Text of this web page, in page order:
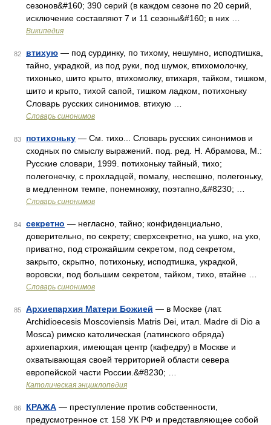
сезонов&#160; 390 серий (в каждом сезоне по 20 серий,
исключение составляют 7 и 11 сезоны&#160; в них …
Википедия
82 втихую — под сурдинку, по тихому, нешумно, исподтишка,
тайно, украдкой, из под руки, под шумок, втихомолочку,
тихонько, шито крыто, втихомолку, втихаря, тайком, тишком,
шито и крыто, тихой сапой, тишком ладком, потихоньку
Словарь русских синонимов. втихую …
Словарь синонимов
83 потихоньку — См. тихо... Словарь русских синонимов и
сходных по смыслу выражений. под. ред. Н. Абрамова, М.:
Русские словари, 1999. потихоньку тайный, тихо;
полегонечку, с прохладцей, помалу, неспешно, полегоньку,
в медленном темпе, понемножку, поэтапно,&#8230; …
Словарь синонимов
84 секретно — негласно, тайно; конфиденциально,
доверительно, по секрету; сверхсекретно, на ушко, на ухо,
приватно, под строжайшим секретом, под секретом,
закрыто, скрытно, потихоньку, исподтишка, украдкой,
воровски, под большим секретом, тайком, тихо, втайне …
Словарь синонимов
85 Архиепархия Матери Божией — в Москве (лат.
Archidioecesis Moscoviensis Matris Dei, итал. Madre di Dio a
Mosca) римско католическая (латинского обряда)
архиепархия, имеющая центр (кафедру) в Москве и
охватывающая своей территорией области севера
европейской части России.&#8230; …
Католическая энциклопедия
86 КРАЖА — преступление против собственности,
предусмотренное ст. 158 УК РФ и представляющее собой